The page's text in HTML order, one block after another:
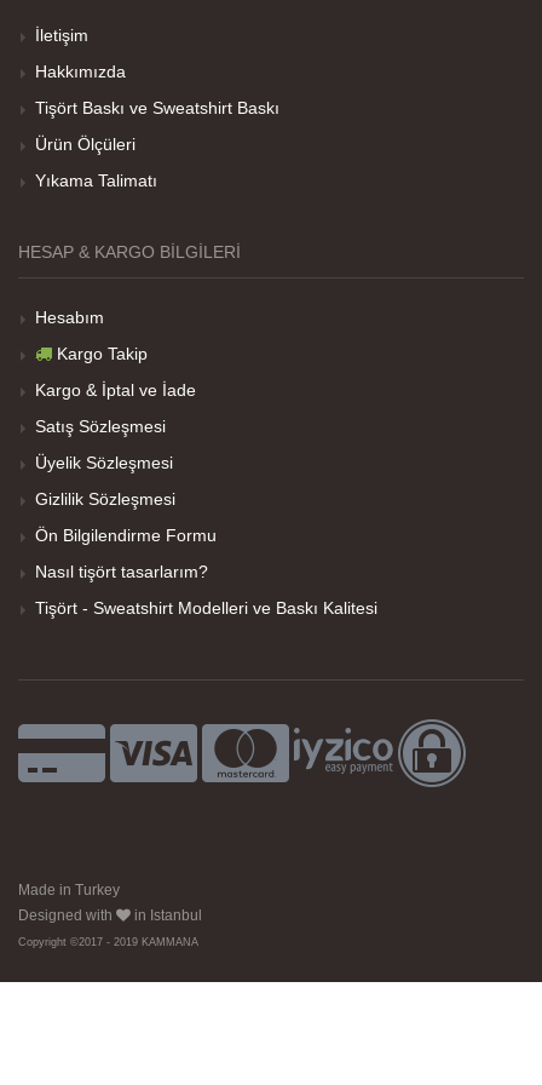
Her sey iyi ama baskı göründüğü gibi değil daha
soluk
İletişim
Hakkımızda
Tişört Baskı ve Sweatshirt Baskı
Ürün Ölçüleri
Yıkama Talimatı
HESAP & KARGO BILGILERI
Hesabım
Kargo Takip
Kargo & İptal ve İade
Satış Sözleşmesi
Üyelik Sözleşmesi
Gizlilik Sözleşmesi
Ön Bilgilendirme Formu
Nasıl tişört tasarlarım?
Tişört - Sweatshirt Modelleri ve Baskı Kalitesi
Made in Turkey
Designed with
in Istanbul
Copyright ©2017 - 2019 KAMMANA